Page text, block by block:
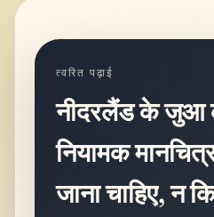
त्वरित पढ़ाई
नीदरलैंड के जुआ
नियामक
जाना चाहिए, न